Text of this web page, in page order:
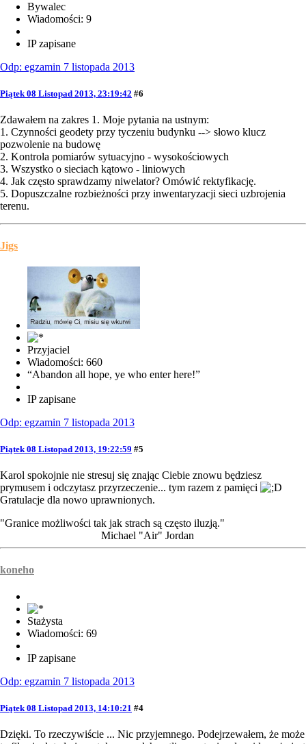
Bywalec
Wiadomości: 9
IP zapisane
Odp: egzamin 7 listopada 2013
Piątek 08 Listopad 2013, 23:19:42 #6
Zdawałem na zakres 1. Moje pytania na ustnym:
1. Czynności geodety przy tyczeniu budynku --> słowo klucz
pozwolenie na budowę
2. Kontrola pomiarów sytuacyjno - wysokościowych
3. Wszystko o sieciach kątowo - liniowych
4. Jak często sprawdzamy niwelator? Omówić rektyfikację.
5. Dopuszczalne rozbieżności przy inwentaryzacji sieci uzbrojenia
terenu.
Jigs
Przyjaciel
Wiadomości: 660
“Abandon all hope, ye who enter here!”
IP zapisane
Odp: egzamin 7 listopada 2013
Piątek 08 Listopad 2013, 19:22:59 #5
Karol spokojnie nie stresuj się znając Ciebie znowu będziesz
prymusem i odczytasz przyrzeczenie... tym razem z pamięci
Gratulacje dla nowo uprawnionych.
"Granice możliwości tak jak strach są często iluzją."
Michael "Air" Jordan
koneho
Stażysta
Wiadomości: 69
IP zapisane
Odp: egzamin 7 listopada 2013
Piątek 08 Listopad 2013, 14:10:21 #4
Dzięki. To rzeczywiście ... Nic przyjemnego. Podejrzewałem, że może